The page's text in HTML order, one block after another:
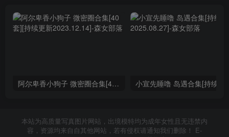
阿尔卑香小狗子 微密圈合集[40套][持续更新2023.12.14]
本站为高质量写真图片网站，出境模特均为成年女性且无违禁内
容，资源均来自自其他网站，若有侵权请通知我们删除！ E-